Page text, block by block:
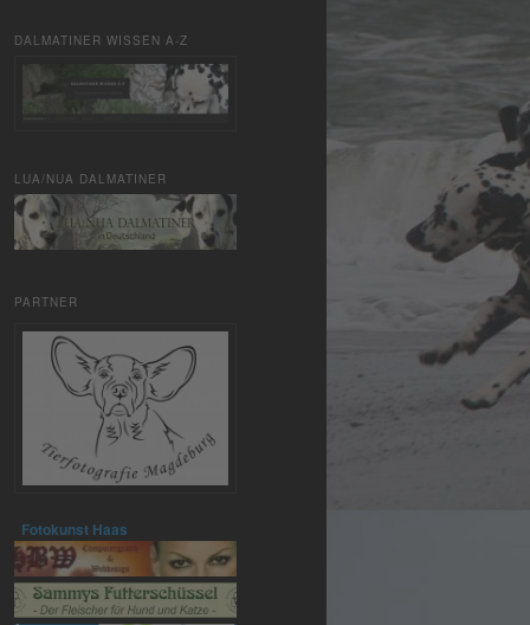
DALMATINER WISSEN A-Z
LUA/NUA DALMATINER
PARTNER
Fotokunst Haas